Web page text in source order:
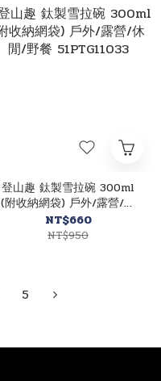
登山趣 鈦製雪拉碗 300ml
(附收納網袋) 戶外/露營/休
閒/野餐 51PTG11033
NT$660
NT$950
5